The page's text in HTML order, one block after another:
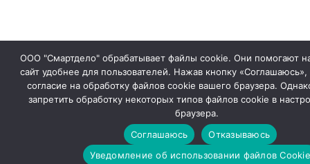
ООО "Смартдело" обрабатывает файлы cookie. Они помогают
сайт удобнее для пользователей. Нажав кнопку
согласие на обработку файлов cookie вашего браузера.
запретить обработку некоторых типов файлов cookie в
браузера.
Соглашаюсь
Отказываюсь
Уведомление об использовании файлов Cookie